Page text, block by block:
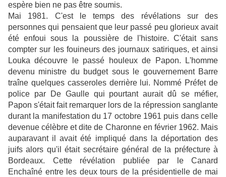
espère bien ne pas être soumis.
Mai 1981. C'est le temps des révélations sur des
personnes qui pensaient que leur passé peu glorieux avait
été enfoui sous la poussière de l'histoire. C'était sans
compter sur les fouineurs des journaux satiriques, et ainsi
Louka découvre le passé houleux de Papon. L'homme
devenu ministre du budget sous le gouvernement Barre
traîne quelques casseroles derrière lui. Nommé Préfet de
police par De Gaulle qui pourtant aurait dû se méfier,
Papon s'était fait remarquer lors de la répression sanglante
durant la manifestation du 17 octobre 1961 puis dans celle
devenue célèbre et dite de Charonne en février 1962. Mais
auparavant il avait été impliqué dans la déportation des
juifs alors qu'il était secrétaire général de la préfecture à
Bordeaux. Cette révélation publiée par le Canard
Enchaîné entre les deux tours de la présidentielle de mai